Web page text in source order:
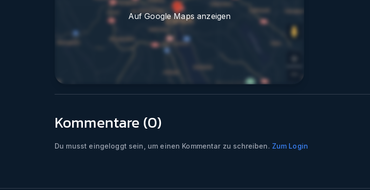
Auf Google Maps anzeigen
Kommentare (0)
Du musst eingeloggt sein, um einen Kommentar zu schreiben. Zum Login